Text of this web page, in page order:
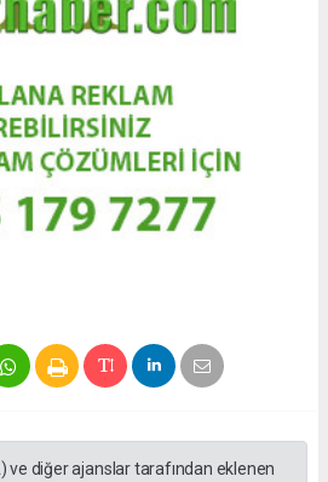
ve diğer ajanslar tarafından eklenen